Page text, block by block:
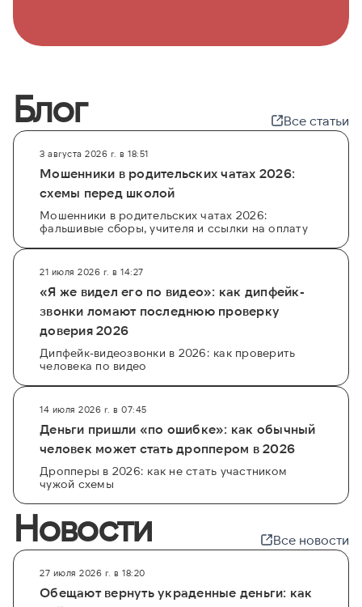
Блог Все статьи
3 августа 2026 г. в 18:51
Мошенники в родительских чатах 2026:
схемы перед школой
Мошенники в родительских чатах 2026:
фальшивые сборы, учителя и ссылки на оплату
21 июля 2026 г. в 14:27
«Я же видел его по видео»: как дипфейк-
звонки ломают последнюю проверку
доверия 2026
Дипфейк-видеозвонки в 2026: как проверить
человека по видео
14 июля 2026 г. в 07:45
Деньги пришли «по ошибке»: как обычный
человек может стать дроппером в 2026
Дропперы в 2026: как не стать участником
чужой схемы
Новости Все новости
27 июля 2026 г. в 18:20
Обещают вернуть украденные деньги: как